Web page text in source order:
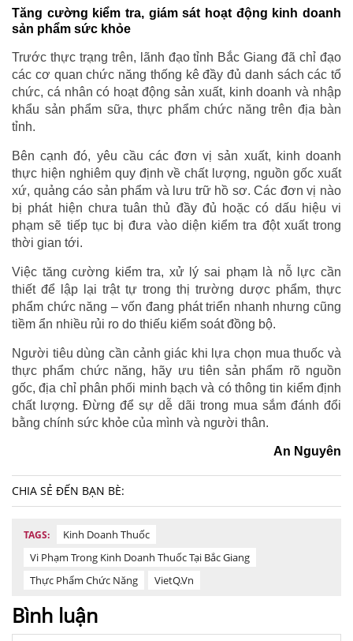
Tăng cường kiểm tra, giám sát hoạt động kinh doanh
sản phẩm sức khỏe
Trước thực trạng trên, lãnh đạo tỉnh Bắc Giang đã chỉ đạo
các cơ quan chức năng thống kê đầy đủ danh sách các tổ
chức, cá nhân có hoạt động sản xuất, kinh doanh và nhập
khẩu sản phẩm sữa, thực phẩm chức năng trên địa bàn
tỉnh.
Bên cạnh đó, yêu cầu các đơn vị sản xuất, kinh doanh
thực hiện nghiêm quy định về chất lượng, nguồn gốc xuất
xứ, quảng cáo sản phẩm và lưu trữ hồ sơ. Các đơn vị nào
bị phát hiện chưa tuân thủ đầy đủ hoặc có dấu hiệu vi
phạm sẽ tiếp tục bị đưa vào diện kiểm tra đột xuất trong
thời gian tới.
Việc tăng cường kiểm tra, xử lý sai phạm là nỗ lực cần
thiết để lập lại trật tự trong thị trường dược phẩm, thực
phẩm chức năng – vốn đang phát triển nhanh nhưng cũng
tiềm ẩn nhiều rủi ro do thiếu kiểm soát đồng bộ.
Người tiêu dùng cần cảnh giác khi lựa chọn mua thuốc và
thực phẩm chức năng, hãy ưu tiên sản phẩm rõ nguồn
gốc, địa chỉ phân phối minh bạch và có thông tin kiểm định
chất lượng. Đừng để sự dễ dãi trong mua sắm đánh đổi
bằng chính sức khỏe của mình và người thân.
An Nguyên
CHIA SẺ ĐẾN BẠN BÈ:
TAGS:
Kinh Doanh Thuốc
Vi Phạm Trong Kinh Doanh Thuốc Tại Bắc Giang
Thực Phẩm Chức Năng
VietQ.vn
Bình luận